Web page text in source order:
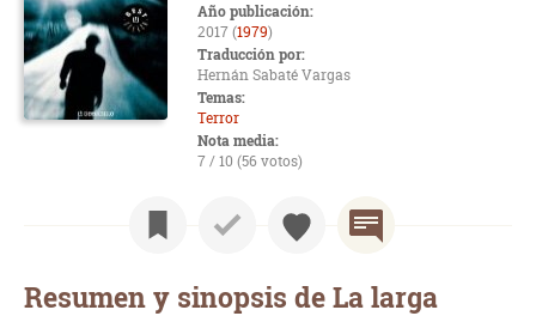
Año publicación:
2017 (1979)
Traducción por:
Hernán Sabaté Vargas
Temas:
Terror
Nota media:
7 / 10 (56 votos)
Resumen y sinopsis de La larga